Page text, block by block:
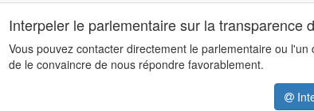
Interpeler le parlementaire sur la transparence
Vous pouvez contacter directement le parlementaire ou
de le convaincre de nous répondre favorablement.